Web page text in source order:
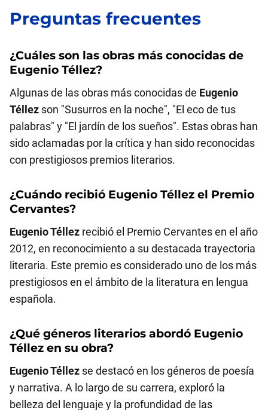
Preguntas frecuentes
¿Cuáles son las obras más conocidas de
Eugenio Téllez?
Algunas de las obras más conocidas de Eugenio
Téllez son "Susurros en la noche", "El eco de tus
palabras" y "El jardín de los sueños". Estas obras han
sido aclamadas por la crítica y han sido reconocidas
con prestigiosos premios literarios.
¿Cuándo recibió Eugenio Téllez el Premio
Cervantes?
Eugenio Téllez recibió el Premio Cervantes en el año
2012, en reconocimiento a su destacada trayectoria
literaria. Este premio es considerado uno de los más
prestigiosos en el ámbito de la literatura en lengua
española.
¿Qué géneros literarios abordó Eugenio
Téllez en su obra?
Eugenio Téllez se destacó en los géneros de poesía
y narrativa. A lo largo de su carrera, exploró la
belleza del lenguaje y la profundidad de las